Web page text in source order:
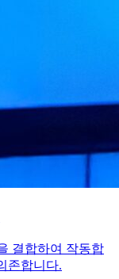
결합하여 작동합
존합니다.